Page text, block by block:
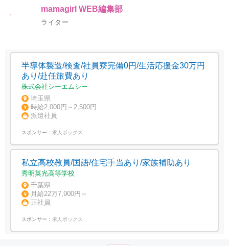
mamagirl WEB編集部
ライター
半導体製造/検査/社員寮完備0円/生活応援金30万円
あり/赴任旅費あり
株式会社シーエムシー
埼玉県
時給2,000円～2,500円
派遣社員
スポンサー： 求人ボックス
私立高校教員/国語/住宅手当あり/家族補助あり
秀明英光高等学校
千葉県
月給22万7,900円～
正社員
スポンサー： 求人ボックス